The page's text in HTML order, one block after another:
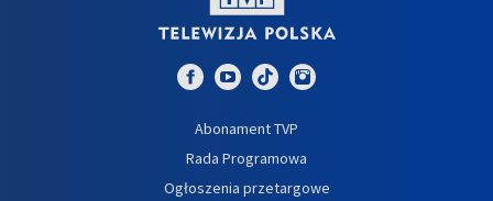
Abonament TVP
Rada Programowa
Ogłoszenia przetargowe